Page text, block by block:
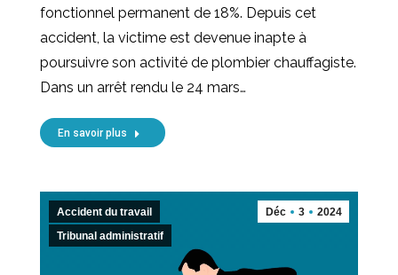
fonctionnel permanent de 18%. Depuis cet
accident, la victime est devenue inapte à
poursuivre son activité de plombier chauffagiste.
Dans un arrêt rendu le 24 mars…
En savoir plus
Déc 3 2024
Accident du travail
Tribunal administratif